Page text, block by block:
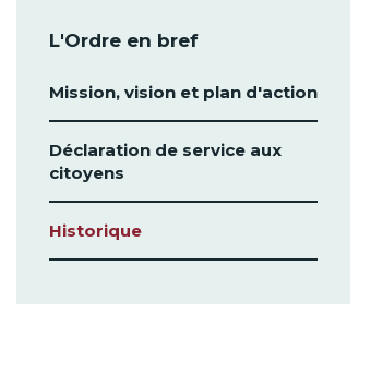
L'Ordre en bref
Mission, vision et plan d'action
Déclaration de service aux
citoyens
Historique